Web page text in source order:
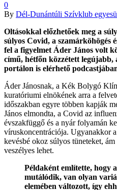
0
By Dél-Dunántúli Szívklub
Oltásokkal előzhetőek meg a
súlyos Covid, a szamárköhögés
fel a figyelmet Áder János volt
című, hétfőn közzétett legújabb,
portálon is elérhető
Áder Jánosnak, a Kék Bolygó
kuratóriumi elnökének arra a
időszakban egyre többen kapják
János elmondta, a Covid az
évszakfüggő és a nyár folyamán
víruskoncentrációja. Ugyanakkor
kevésbé okoz súlyos tüneteket,
veszélyes lehet.
Példaként említette, hogy
mutálódik, van olyan
elemében változott, így